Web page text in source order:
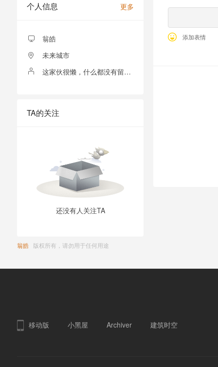
个人信息 更多
翁皓
未来城市
这家伙很懒，什么都没有留下！
TA的关注
还没有人关注TA
翁皓 版权所有，请勿用于任何用途
添加表情
移动版 小黑屋 Archiver 建筑时空